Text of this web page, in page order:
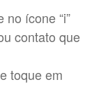
ícone “i”
contato que
toque em